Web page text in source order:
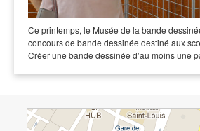
Ce printemps, le Musée de la bande
concours de bande dessinée destiné aux
Créer une bande dessinée d’au moins une